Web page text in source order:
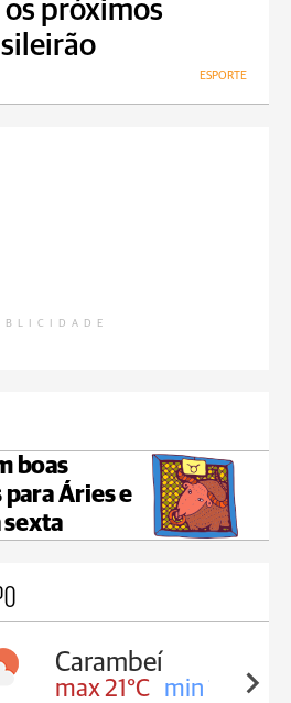
próximos
ESPORTE
boas
Áries e
sexta
Carambeí
max 21°C min 18°C